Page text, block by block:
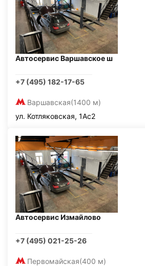
Автосервис Варшавское ш
+7 (495) 182-17-65
Варшавская(1400 м)
ул. Котляковская, 1Ас2
Автосервис Измайлово
+7 (495) 021-25-26
Первомайская(400 м)